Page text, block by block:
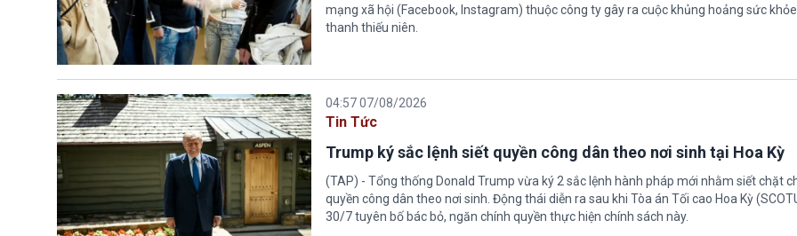
mạng xã hội (Facebook, Instagram) thuộc công ty gây ra cuộc khủng hoảng sức
thanh thiếu niên.
04:57 07/08/2026
Tin Tức
Trump ký sắc lệnh siết quyền công dân theo nơi sinh tại Hoa Kỳ
(TAP) - Tổng thống Donald Trump vừa ký 2 sắc lệnh hành pháp mới nhằm siết chặt
quyền công dân theo nơi sinh. Động thái diễn ra sau khi Tòa án Tối cao Hoa Kỳ
30/7 tuyên bố bác bỏ, ngăn chính quyền thực hiện chính sách này.